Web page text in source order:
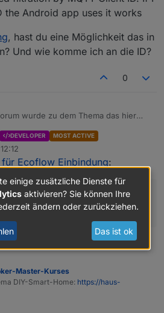
the Android app uses it works
, hast du eine Möglichkeit das in
Und wie komme ich an die ID?
0
wurde zu dem Thema das hier
working: bad username or
they did some changes. Auth/login
still works but MQTT connect
filtration by MQTT Client ID. If I use
, hast du eine Möglichkeit das in
Und wie komme ich an die ID?
DEVELOPER MOST ACTIVE
Ecoflow Einbindung:
das in dein Script
in der MQTT-Instanz selbst.
Master-Kurses
DIY-Smart-Home: https://haus-
einige zusätzliche Dienste für
aktivieren? Sie können Ihre
ändern oder zurückziehen.
Das ist ok